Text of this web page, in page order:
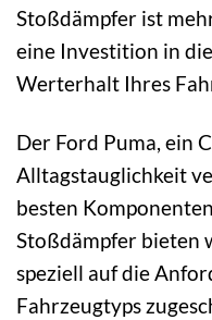
Stoßdämpfer ist
eine Investition in
Werterhalt Ihres
Der Ford Puma, ein
Alltagstauglichkeit
besten
Stoßdämpfer bieten
speziell auf die
Fahrzeugtyps